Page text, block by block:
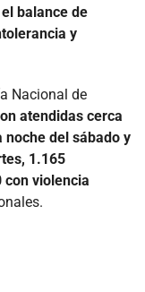
el balance de
y
Nacional de
atendidas cerca
del sábado y
1.165
con violencia